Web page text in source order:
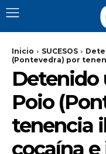
Inicio SUCESOS
(Pontevedra) por
Detenido
Poio
tenencia
cocaína